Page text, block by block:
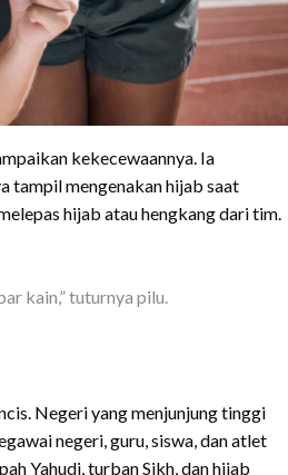
kekecewaannya. Ia
tampil mengenakan hijab saat
hijab atau hengkang dari tim.
kain,” tuturnya pilu.
Negeri yang menjunjung tinggi
negeri, guru, siswa, dan atlet
Yahudi, turban Sikh, dan hijab